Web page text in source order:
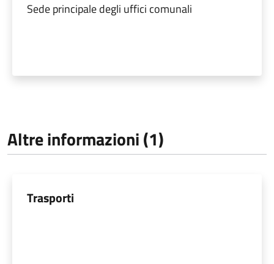
Sede principale degli uffici comunali
Altre informazioni (1)
Trasporti